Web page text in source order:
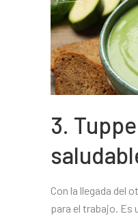
3.
Con la llegada del
para el trabajo. Es